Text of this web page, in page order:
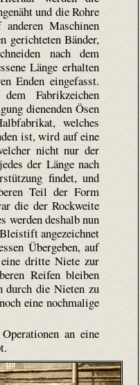
und die Rohre
Maschinen
gerichteten Bänder,
nach dem
Länge erhalten
Enden eingefasst.
Fabrikzeichen
dienenden Ösen
welches
ist, wird auf eine
nicht nur der
der Länge nach
findet, und
Teil der Form
die der Rockweite
werden deshalb nun
angezeichnet
Übergeben, auf
dritte Niete zur
Reifen bleiben
durch die Nieten zu
eine nochmalige
an eine